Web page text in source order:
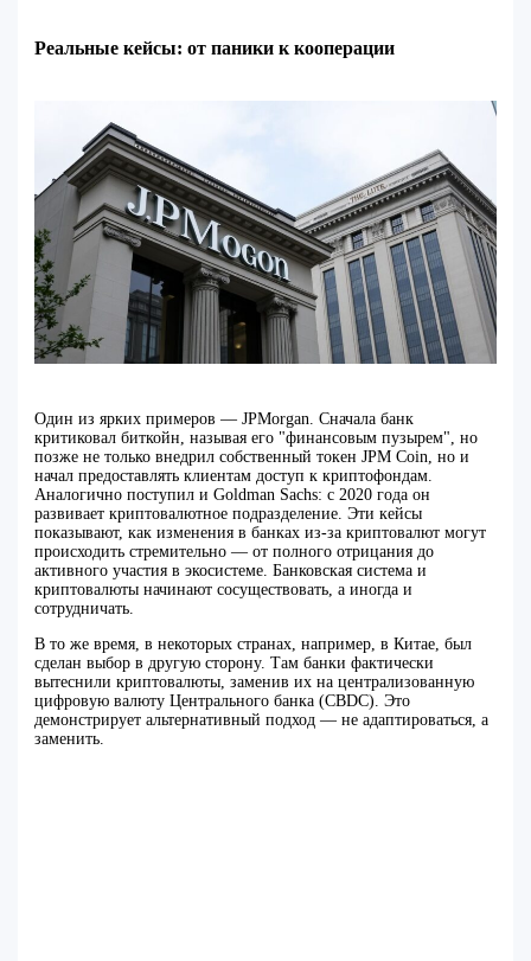
Реальные кейсы: от паники к кооперации
Один из ярких примеров — JPMorgan. Сначала банк
критиковал биткойн, называя его "финансовым пузырем", но
позже не только внедрил собственный токен JPM Coin, но и
начал предоставлять клиентам доступ к криптофондам.
Аналогично поступил и Goldman Sachs: с 2020 года он
развивает криптовалютное подразделение. Эти кейсы
показывают, как изменения в банках из-за криптовалют могут
происходить стремительно — от полного отрицания до
активного участия в экосистеме. Банковская система и
криптовалюты начинают сосуществовать, а иногда и
сотрудничать.
В то же время, в некоторых странах, например, в Китае, был
сделан выбор в другую сторону. Там банки фактически
вытеснили криптовалюты, заменив их на централизованную
цифровую валюту Центрального банка (CBDC). Это
демонстрирует альтернативный подход — не адаптироваться, а
заменить.